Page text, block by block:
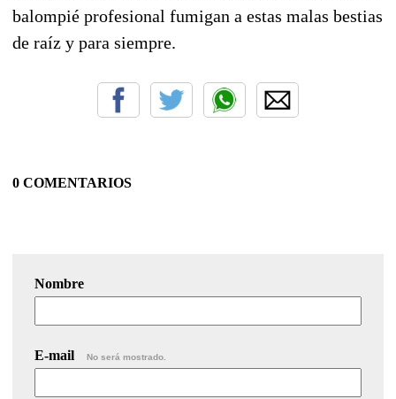
balompié profesional fumigan a estas malas bestias
de raíz y para siempre.
0 COMENTARIOS
Nombre
E-mail No será mostrado.